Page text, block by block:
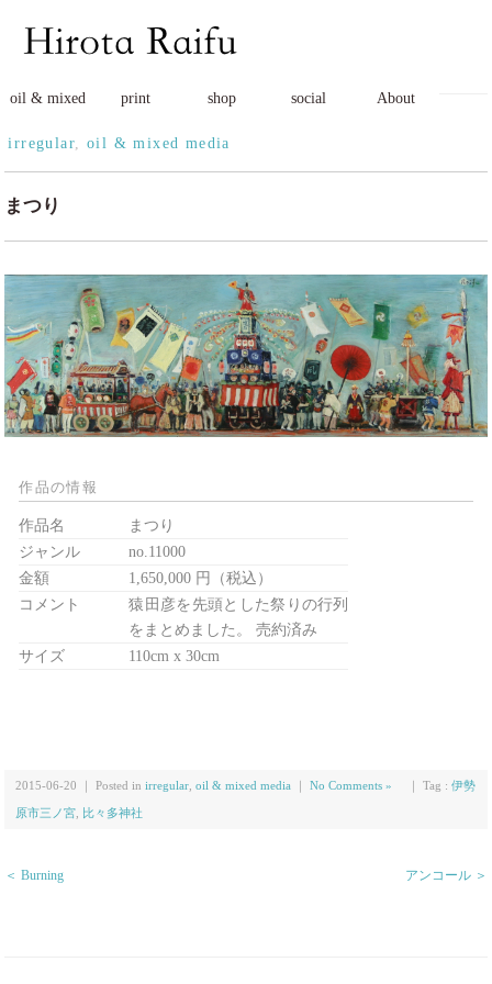
oil & mixed print shop social About
irregular, oil & mixed media
まつり
作品の情報
作品名
まつり
ジャンル
no.11000
金額
1,650,000 円（税込）
コメント
猿田彦を先頭とした祭りの行列
をまとめました。 売約済み
サイズ
110cm x 30cm
2015-06-20 ｜ Posted inirregular ,oil & mixed media ｜No Comments » ｜ Tag :伊勢
原市三ノ宮 比々多神社
＜ Burning アンコール ＞